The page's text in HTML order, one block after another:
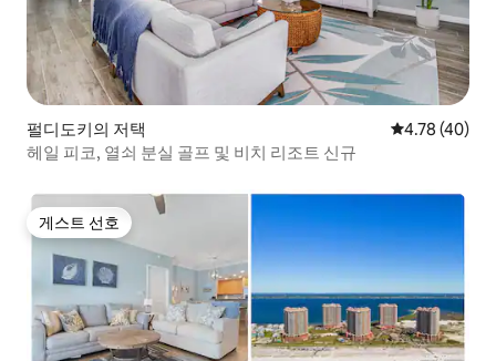
펄디도키의 저택 평점 4.78점
4.78 (40)
헤일 피코, 열쇠 분실 골프 및 비치 리조트 신규
게스트 선호
게스트 선호